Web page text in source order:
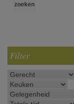
Filter